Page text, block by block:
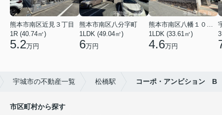
熊本市南区近見３丁目
1R (40.74㎡)
5.2万円
熊本市南区八分字町
1LDK (49.04㎡)
6万円
熊本市南区八幡１０丁目
1LDK (33.61㎡)
4.6万円
宇城市の不動産一覧 松橋駅 コーポ・アンビション B
市区町村から探す